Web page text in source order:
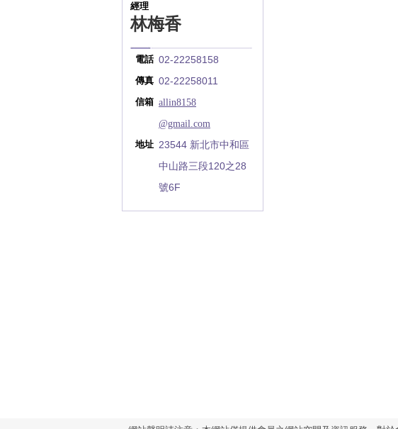
經理
林梅香
電話 02-22258158
傳真 02-22258011
信箱 allin8158
@gmail.com
地址 23544 新北市中和區
中山路三段120之28
號6F